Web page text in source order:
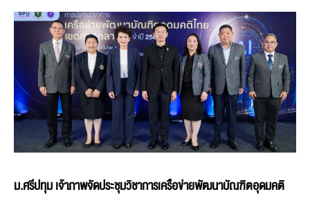
ม.ศรีปทุม เจ้าภาพจัดประชุมวิชาการเครือข่ายพัฒนาบัณฑิตอุดมคติ